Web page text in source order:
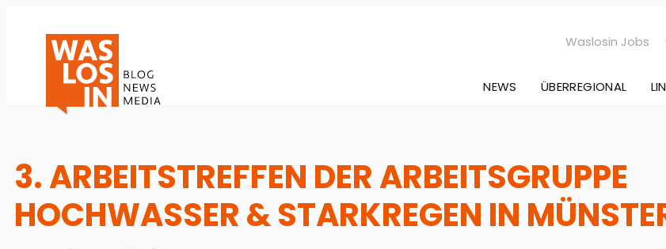
Waslosin Jobs
NEWS ÜBERREGIONAL
3. ARBEITSTREFFEN DER ARBEITSGRUPPE
HOCHWASSER & STARKREGEN IN